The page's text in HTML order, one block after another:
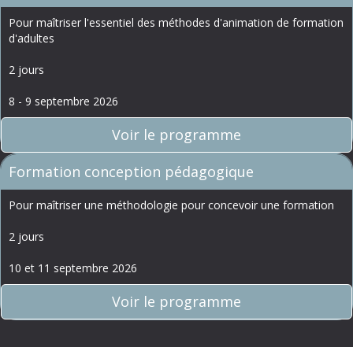
Pour maîtriser l'essentiel des méthodes d'animation de formation
d'adultes
2 jours
8 - 9 septembre 2026
Voir le programme
Formation conception pédagogique
Pour maîtriser une méthodologie pour concevoir une formation
2 jours
10 et 11 septembre 2026
Voir le programme